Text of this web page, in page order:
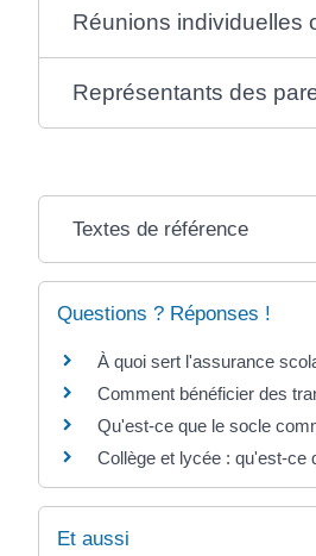
Réunions individuelles
Représentants des
Textes de référence
Questions ? Réponses !
À quoi sert l'assurance
Comment bénéficier des
Qu'est-ce que le socle
Collège et lycée : qu'est-ce
Et aussi